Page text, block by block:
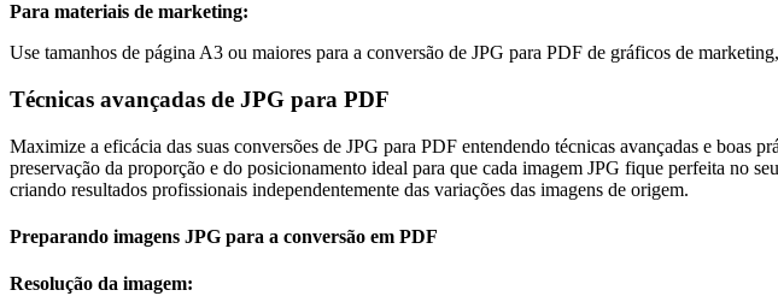
Para materiais de marketing:
Use tamanhos de página A3 ou maiores para a conversão de JPG para PDF de gráficos de
Técnicas avançadas de JPG para PDF
Maximize a eficácia das suas conversões de JPG para PDF entendendo técnicas avançadas e boas
preservação da proporção e do posicionamento ideal para que cada imagem JPG fique perfeita no
criando resultados profissionais independentemente das variações das imagens de origem.
Preparando imagens JPG para a conversão em PDF
Resolução da imagem: